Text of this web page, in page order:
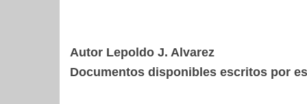
Autor Lepoldo J. Alvarez
Documentos disponibles escritos por